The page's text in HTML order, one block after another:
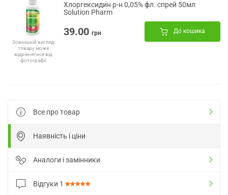
Зовнішній вигляд
товару може
відрізнятися від
фотографії
Хлоргексидин р-н 0,05% фл. спрей 50мл
Solution Pharm
39.00 грн До кошика
Все про товар
Наявність і ціни
Аналоги і замінники
Відгуки 1